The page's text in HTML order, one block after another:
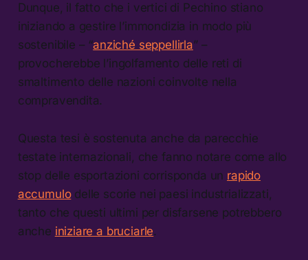
Dunque, il fatto che i vertici di Pechino stiano
iniziando a gestire l’immondizia in modo più
sostenibile – “anziché seppellirla” –
provocherebbe l’ingolfamento delle reti di
smaltimento delle nazioni coinvolte nella
compravendita.
Questa tesi è sostenuta anche da parecchie
testate internazionali, che fanno notare come allo
stop delle esportazioni corrisponda un rapido
accumulodelle scorie nei paesi industrializzati,
tanto che questi ultimi per disfarsene potrebbero
anche iniziare a bruciarle.